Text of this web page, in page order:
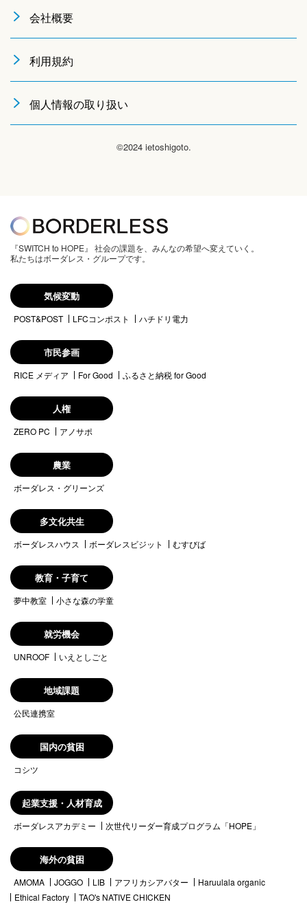
会社概要
利用規約
個人情報の取り扱い
©2024 ietoshigoto.
『SWITCH to HOPE』 社会の課題を、みんなの希望へ変えていく。
私たちはボーダレス・グループです。
気候変動
POST&POST LFCコンポスト ハチドリ電力
市民参画
RICE メディア For Good ふるさと納税 for Good
人権
ZERO PC アノサポ
農業
ボーダレス・グリーンズ
多文化共生
ボーダレスハウス ボーダレスビジット むすびば
教育・子育て
夢中教室 小さな森の学童
就労機会
UNROOF いえとしごと
地域課題
公民連携室
国内の貧困
コシツ
起業支援・人材育成
ボーダレスアカデミー 次世代リーダー育成プログラム「HOPE」
海外の貧困
AMOMA JOGGO LIB アフリカシアバター
Haruulala organic
Ethical Factory
TAO's NATIVE CHICKEN